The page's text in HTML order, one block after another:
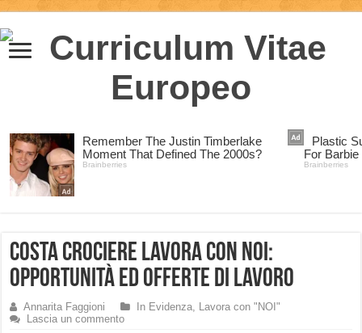
Costa Crociere Lavora con Noi:
opportunità ed offerte di lavoro
Annarita Faggioni In Evidenza, Lavora con "NOI"
Lascia un commento